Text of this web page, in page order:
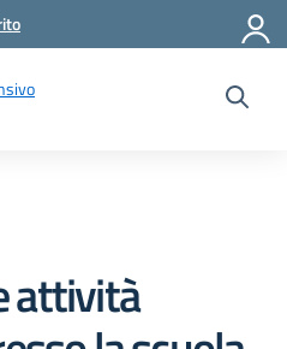
attività